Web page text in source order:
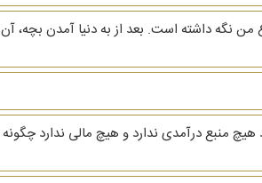
نگه داشته است. بعد از به دنیا آمدن بچه، آن
منبع درآمدی ندارد و هیچ مالی ندارد چگونه